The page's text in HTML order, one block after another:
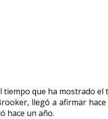
que ha mostrado
llegó a afirmar
hace un año.